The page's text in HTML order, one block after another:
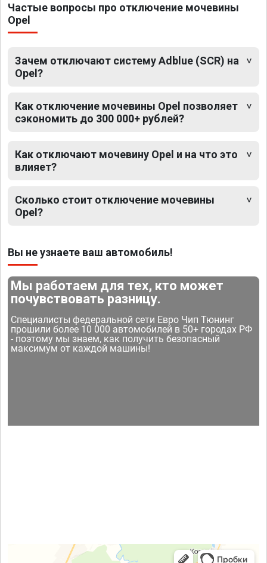
Частые вопросы про отключение мочевины
Opel
Зачем отключают систему Adblue (SCR) на
Opel?
Как отключение мочевины Opel позволяет
сэкономить до 300 000+ рублей?
Как отключают мочевину Opel и на что это
влияет?
Сколько стоит отключение мочевины
Opel?
Вы не узнаете ваш автомобиль!
Мы работаем для тех, кто может
почувствовать разницу.
Специалисты федеральной сети Евро Чип Тюнинг
прошили более 10 000 автомобилей в 50+ городах РФ
- поэтому мы знаем, как получить безопасный
максимум от каждой машины!